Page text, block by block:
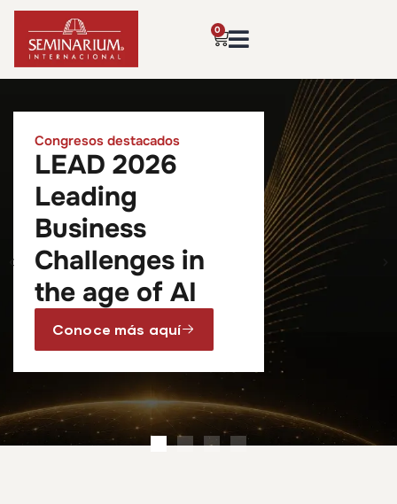
0
Congresos destacados
LEAD 2026
Leading
Business
Challenges in
the age of AI
Conoce más aquí